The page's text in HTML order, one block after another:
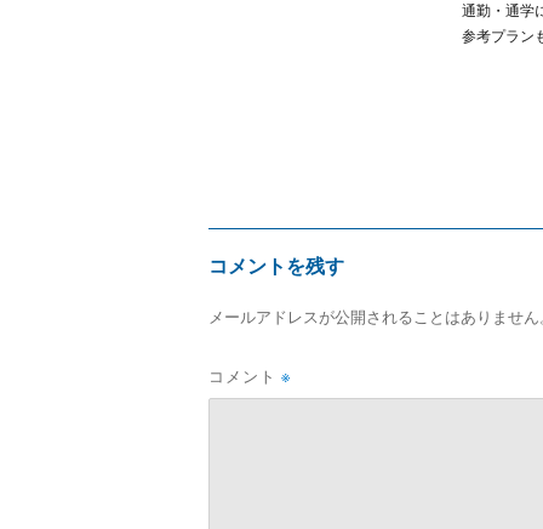
通勤・通学
参考プラン
コメントを残す
メールアドレスが公開されることはありません
コメント ※